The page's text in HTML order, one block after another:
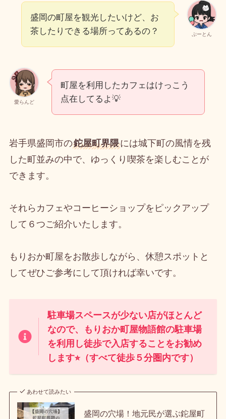
ぷーとん
盛岡の町屋を観光したいけど、お
茶したりできる場所ってあるの？
愛らんど
町屋を利用したカフェはけっこう
点在してるよ💡
岩手県盛岡市の鉈屋町界隈には城下町の風情を残
した町並みの中で、ゆっくり喫茶を楽しむことが
できます。
それらカフェやコーヒーショップをピックアップ
して６つご紹介いたします。
もりおか町屋をお散歩しながら、休憩スポットと
してぜひご参考にして頂ければ幸いです。
駐車場スペースが少ない店がほとんど
なので、もりおか町屋物語館の駐車場
を利用し徒歩で入店することをお勧め
します⭐︎（すべて徒歩５分圏内です）
あわせて読みたい
盛岡の穴場！地元民が選ぶ鉈屋町